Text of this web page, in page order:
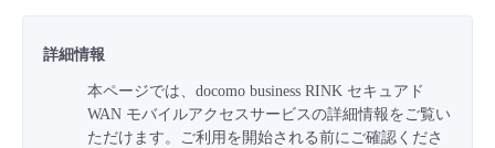
モニタリング/監査
IoT
クラウド/サーバー
- 管理機能
- バックアップ
故障/メンテナンス情報
詳細情報
本ページでは、docomo business RINK セキュアド
WAN モバイルアクセスサービスの詳細情報をご覧い
ただけます。ご利用を開始される前にご確認くださ